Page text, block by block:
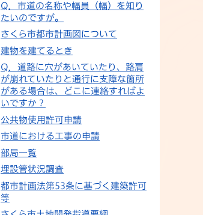
Q．市道の名称や幅員（幅）を知り
たいのですが。
さくら市都市計画図について
建物を建てるとき
Q．道路に穴があいていたり、路肩
が崩れていたりと通行に支障な箇所
がある場合は、どこに連絡すればよ
いですか？
公共物使用許可申請
市道における工事の申請
部局一覧
埋設管状況調査
都市計画法第53条に基づく建築許可
等